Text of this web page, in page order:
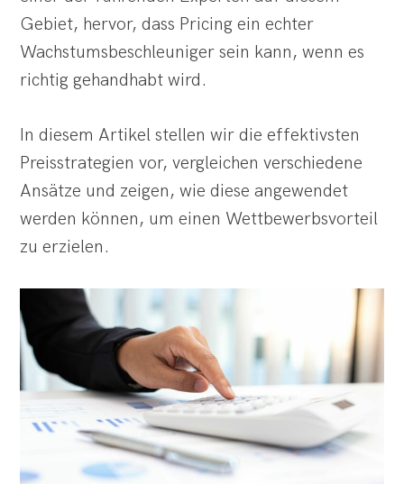
Gebiet, hervor, dass Pricing ein echter
Wachstumsbeschleuniger sein kann, wenn es
richtig gehandhabt wird.
In diesem Artikel stellen wir die effektivsten
Preisstrategien vor, vergleichen verschiedene
Ansätze und zeigen, wie diese angewendet
werden können, um einen Wettbewerbsvorteil
zu erzielen.